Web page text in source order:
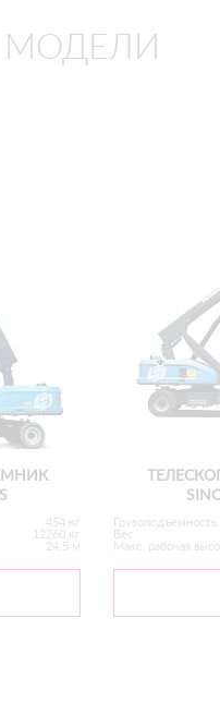
МОДЕЛИ
454 кг
12260 кг
24.5 м
Грузоподъемность
Вес
Макс. рабочая